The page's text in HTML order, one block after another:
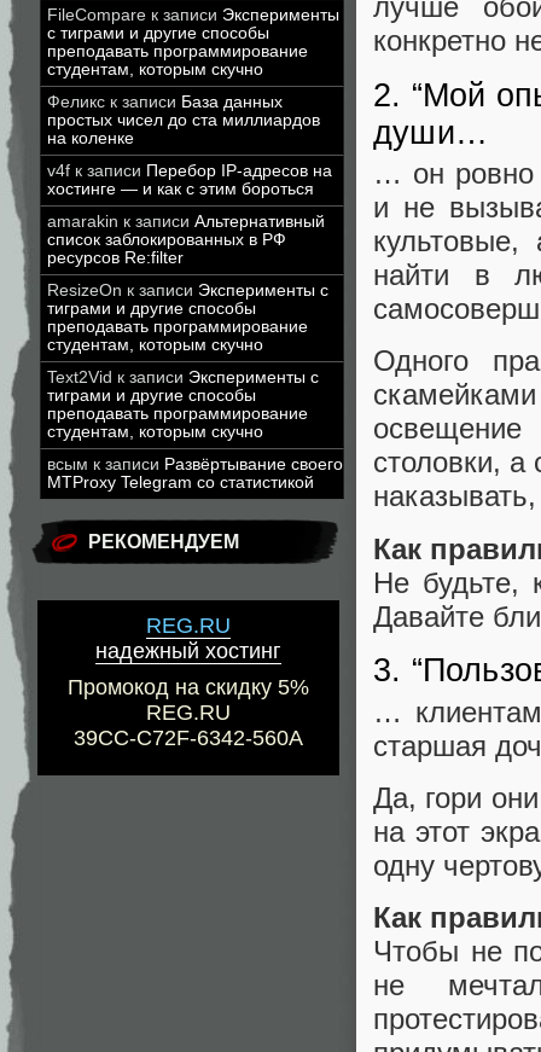
FileCompare к записи Эксперименты
с тиграми и другие способы
преподавать программирование
студентам, которым скучно
Феликс к записи База данных
простых чисел до ста миллиардов
на коленке
v4f к записи Перебор IP-адресов на
хостинге — и как с этим бороться
amarakin к записи Альтернативный
список заблокированных в РФ
ресурсов Re:filter
ResizeOn к записи Эксперименты с
тиграми и другие способы
преподавать программирование
студентам, которым скучно
Text2Vid к записи Эксперименты с
тиграми и другие способы
преподавать программирование
студентам, которым скучно
всым к записи Развёртывание своего
MTProxy Telegram со статистикой
РЕКОМЕНДУЕМ
REG.RU
надежный хостинг
Промокод на скидку 5%
REG.RU
39CC-C72F-6342-560A
лучше
конкретно
2. “Мой
души…
… он ровно
и не
найти в
Одного
столовки,
Как
Не будьте,
Давайте
3.
…
старшая
Да, гори
на этот
одну
Как
Чтобы не
не